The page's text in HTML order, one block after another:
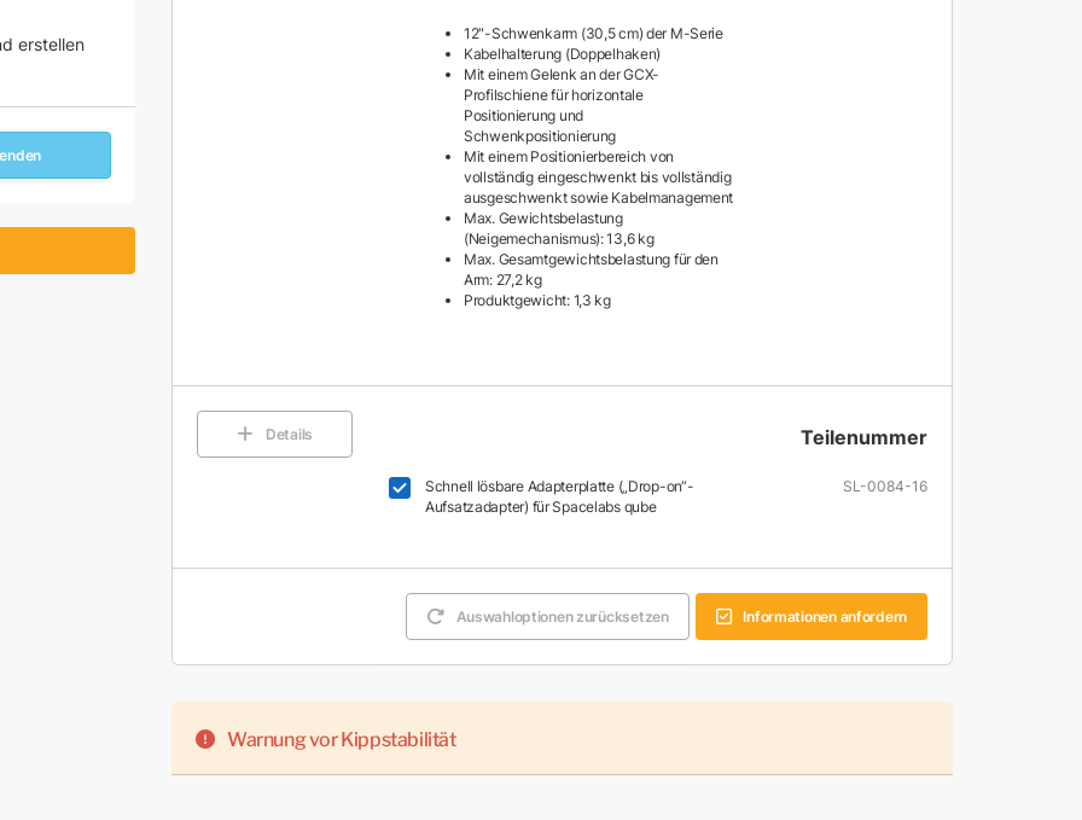
erstellen
12″-Schwenkarm (30,5 cm) der M-Serie
Kabelhalterung (Doppelhaken)
Mit einem Gelenk an der GCX-
Profilschiene für horizontale
Positionierung und
Schwenkpositionierung
Mit einem Positionierbereich von
vollständig eingeschwenkt bis vollständig
ausgeschwenkt sowie Kabelmanagement
Max. Gewichtsbelastung
(Neigemechanismus): 13,6 kg
Max. Gesamtgewichtsbelastung für den
Arm: 27,2 kg
Produktgewicht: 1,3 kg
Details Teilenummer
Schnell lösbare Adapterplatte („Drop-on“-
Aufsatzadapter) für Spacelabs qube
SL-0084-16
Auswahloptionen zurücksetzen Informationen anfordern
Warnung vor Kippstabilität